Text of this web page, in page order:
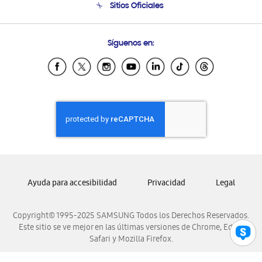
Condiciones de Compra
Soporte vía eMail
Sitios Oficiales
Samsung Ecuador
Samsung El Salvador
Samsung Honduras
Samsung Nicaragua
Samsung Panamá
Samsung Venezuela
Síguenos en:
Copyright© 1995-2025 SAMSUNG Todos los Derechos Reservados.
Este sitio se ve mejor en las últimas versiones de Chrome, Edge,
Safari y Mozilla Firefox.
Ayuda para accesibilidad Privacidad Legal